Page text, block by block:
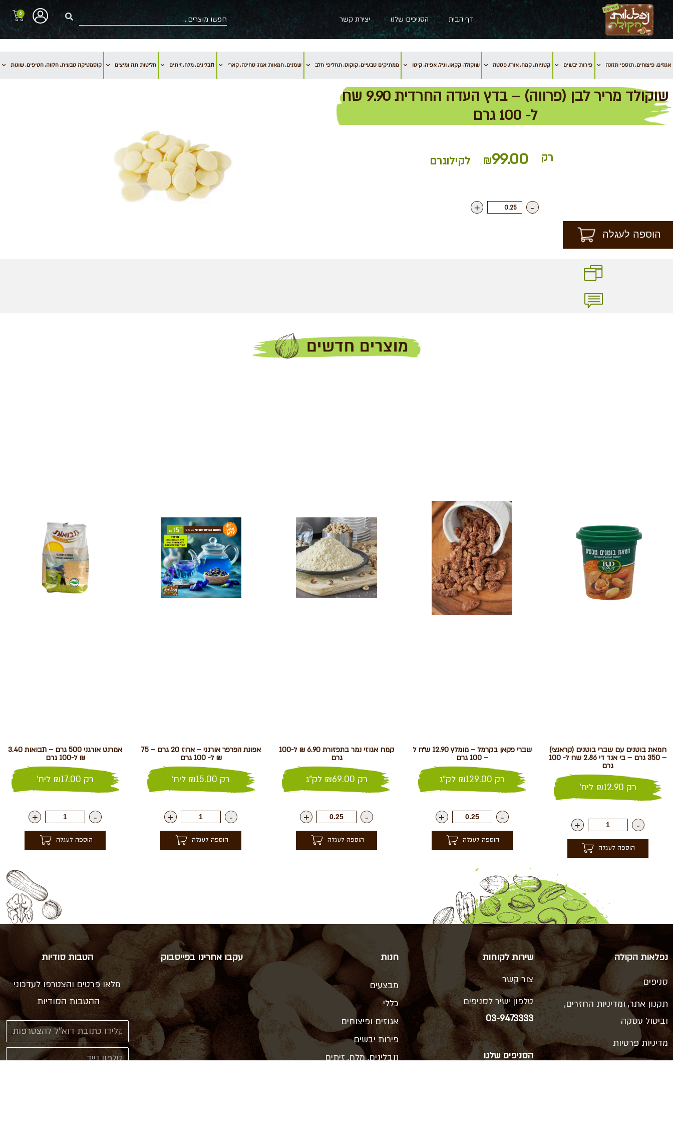
דף הבית הסניפים שלנו יצירת קשר
6
אגוזים, פיצוחים, תוספי תזונה פירות יבשים קטניות, קמח, אורז, פסטה שוקולד, קקאו, וניל, אפיה, קיטו ממתיקים טבעיים, קוקוס, תחליפי חלב שמנים, חמאות אגוז, טחינה, קארי תבלינים, מלח, זיתים חליטות תה ומיצים קוסמטיקה טבעית, חלווה, חטיפים, שונות
שוקולד מריר לבן (פרווה) – בדץ העדה החרדית 9.90 שח
ל- 100 גרם
רק ₪99.00 לקילוגרם
-
+
הוספה לעגלה
חמאת בוטנים עם שברי בוטנים (קראנצי)
– 350 גרם – בי אנד די 2.86 שח ל- 100
גרם
רק ₪12.90 ליח'
-
+
הוספה לעגלה
שברי פקאן בקרמל – מומלץ 12.90 ש״ח ל
– 100 גרם
רק ₪129.00 לק"ג
-
+
הוספה לעגלה
קמח אגוזי נמר בתפזורת 6.90 ₪ ל-100
גרם
רק ₪69.00 לק"ג
-
+
הוספה לעגלה
אפונת הפרפר אורגני – ארוז 20 גרם – 75
₪ ל- 100 גרם
רק ₪15.00 ליח'
-
+
הוספה לעגלה
אמרנט אורגני 500 גרם – תבואות 3.40
₪ ל-100 גרם
רק ₪17.00 ליח'
-
+
הוספה לעגלה
נפלאות הקולה
סניפים
תקנון אתר, ומדיניות החזרים,
וביטול עסקה
מדיניות פרטיות
שירות לקוחות
צור קשר
טלפון ישיר לסניפים
03-9473333
הסניפים שלנו
חנות
מבצעים
כללי
אגוזים ופיצוחים
פירות יבשים
תבלינים, מלח, זיתים
עקבו אחרינו בפייסבוק הטבות סודיות
מלאו פרטים והצטרפו לעדכוני
ההטבות הסודיות